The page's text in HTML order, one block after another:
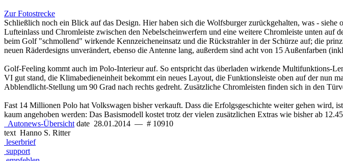
Zur Fotostrecke
Schließlich noch ein Blick auf das Design. Hier haben sich die Wolfsburger zurückgehalten, was -
Lufteinlass und Chromleiste zwischen den Nebelscheinwerfern und eine weitere Chromleiste unten
beim Golf "schmollend" wirkende Kennzeicheneinsatz und die Rückstrahler in der Schürze auf; die
neuen Räderdesigns unverändert, ebenso die Antenne lang, außerdem sind acht von 15 Außenfarben
Golf-Feeling kommt auch im Polo-Interieur auf. So entspricht das überladen wirkende Multifunktions-
VI gut stand, die Klimabedieneinheit bekommt ein neues Layout, die Funktionsleiste oben auf der nun
Abblendlicht-Stellung um 90 Grad nach rechts gedreht. Zusätzliche Chromleisten finden sich in den
Fast 14 Millionen Polo hat Volkswagen bisher verkauft. Dass die Erfolgsgeschichte weiter gehen wird,
kaum angehoben werden: Das Basismodell kostet trotz der vielen zusätzlichen Extras wie bisher ab
Autonews-Übersicht date 28.01.2014 — # 10910
text Hanno S. Ritter
leserbrief
support